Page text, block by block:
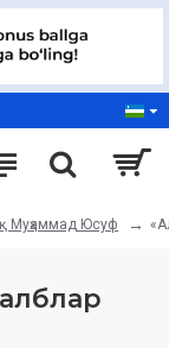
Муҳаммад Юсуф